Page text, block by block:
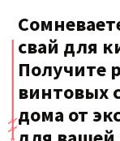
свай для
Получите
винтовых
дома от